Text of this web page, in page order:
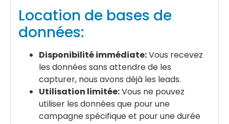
Location de bases de
données:
Disponibilité immédiate:Vous recevez
les données sans attendre de les
capturer, nous avons déjà les leads.
Utilisation limitée:Vous ne pouvez
utiliser les données que pour une
campagne spécifique et pour une durée